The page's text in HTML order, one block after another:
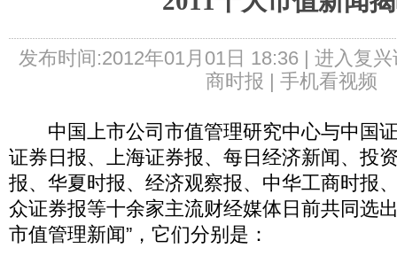
发布时间:2012年01月01日 18:36 | 进入复兴
商时报 | 手机看视频
中国上市公司市值管理研究中心与中国
证券日报、上海证券报、每日经济新闻、投
报、华夏时报、经济观察报、中华工商时报
众证券报等十余家主流财经媒体日前共同选
市值管理新闻”，它们分别是：